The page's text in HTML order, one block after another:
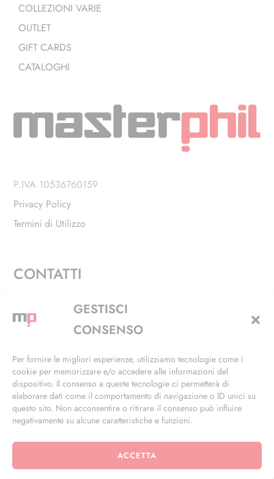
GESTISCI
CONSENSO
Per fornire le migliori esperienze, utilizziamo tecnologie come i
cookie per memorizzare e/o accedere alle informazioni del
dispositivo. Il consenso a queste tecnologie ci permetterà di
elaborare dati come il comportamento di navigazione o ID unici su
questo sito. Non acconsentire o ritirare il consenso può influire
negativamente su alcune caratteristiche e funzioni.
ACCETTA
COLLEZIONI VARIE
OUTLET
GIFT CARDS
CATALOGHI
P.IVA 10536760159
Privacy Policy
Termini di Utilizzo
CONTATTI
Via Alfieri, 27 - Trezzano Sul Naviglio (MI)
+39 02 4846 3155
info@masterphil.it